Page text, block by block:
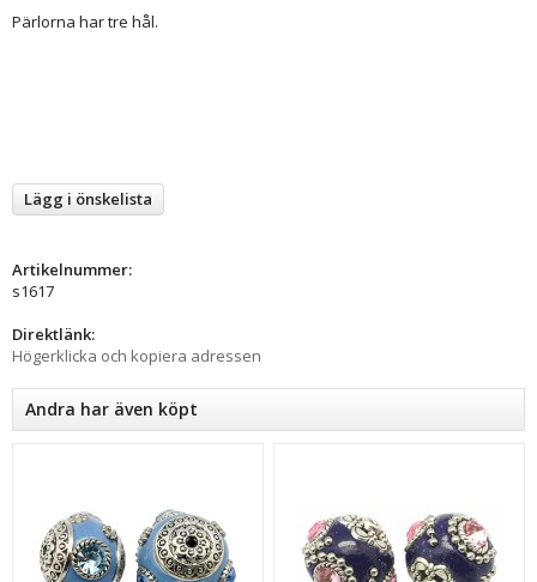
Pärlorna har tre hål.
Lägg i önskelista
Artikelnummer:
s1617
Direktlänk:
Högerklicka och kopiera adressen
Andra har även köpt